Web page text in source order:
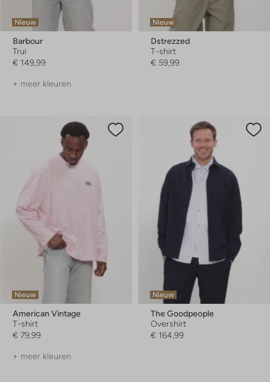
Nieuw
Barbour
Trui
€ 149,99
+ meer kleuren
Nieuw
Dstrezzed
T-shirt
€ 59,99
Nieuw
American Vintage
T-shirt
€ 79,99
+ meer kleuren
Nieuw
The Goodpeople
Overshirt
€ 164,99